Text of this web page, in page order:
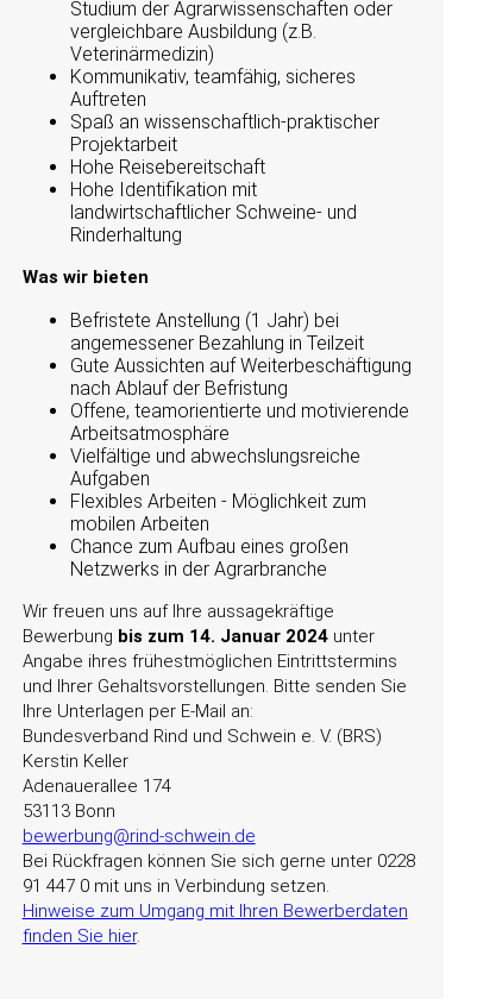
Studium der Agrarwissenschaften oder
vergleichbare Ausbildung (z.B.
Veterinärmedizin)
Kommunikativ, teamfähig, sicheres
Auftreten
Spaß an wissenschaftlich-praktischer
Projektarbeit
Hohe Reisebereitschaft
Hohe Identifikation mit
landwirtschaftlicher Schweine- und
Rinderhaltung
Was wir bieten
Befristete Anstellung (1 Jahr) bei
angemessener Bezahlung in Teilzeit
Gute Aussichten auf Weiterbeschäftigung
nach Ablauf der Befristung
Offene, teamorientierte und motivierende
Arbeitsatmosphäre
Vielfältige und abwechslungsreiche
Aufgaben
Flexibles Arbeiten - Möglichkeit zum
mobilen Arbeiten
Chance zum Aufbau eines großen
Netzwerks in der Agrarbranche
Wir freuen uns auf Ihre aussagekräftige
Bewerbung bis zum 14. Januar 2024unter
Angabe ihres frühestmöglichen Eintrittstermins
und Ihrer Gehaltsvorstellungen. Bitte senden Sie
Ihre Unterlagen per E-Mail an:
Bundesverband Rind und Schwein e. V. (BRS)
Kerstin Keller
Adenauerallee 174
53113 Bonn
bewerbung@rind-schwein.de
Bei Rückfragen können Sie sich gerne unter 0228
91 447 0 mit uns in Verbindung setzen.
Hinweise zum Umgang mit Ihren Bewerberdaten
finden Sie hier.